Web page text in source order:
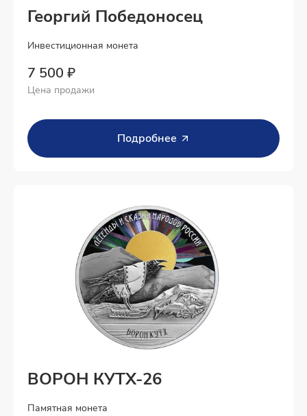
Георгий Победоносец
Инвестиционная монета
7 500 ₽
Цена продажи
Подробнее
ВОРОН КУТХ-26
Памятная монета